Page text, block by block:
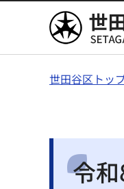
世田谷
世田谷区トッ
令